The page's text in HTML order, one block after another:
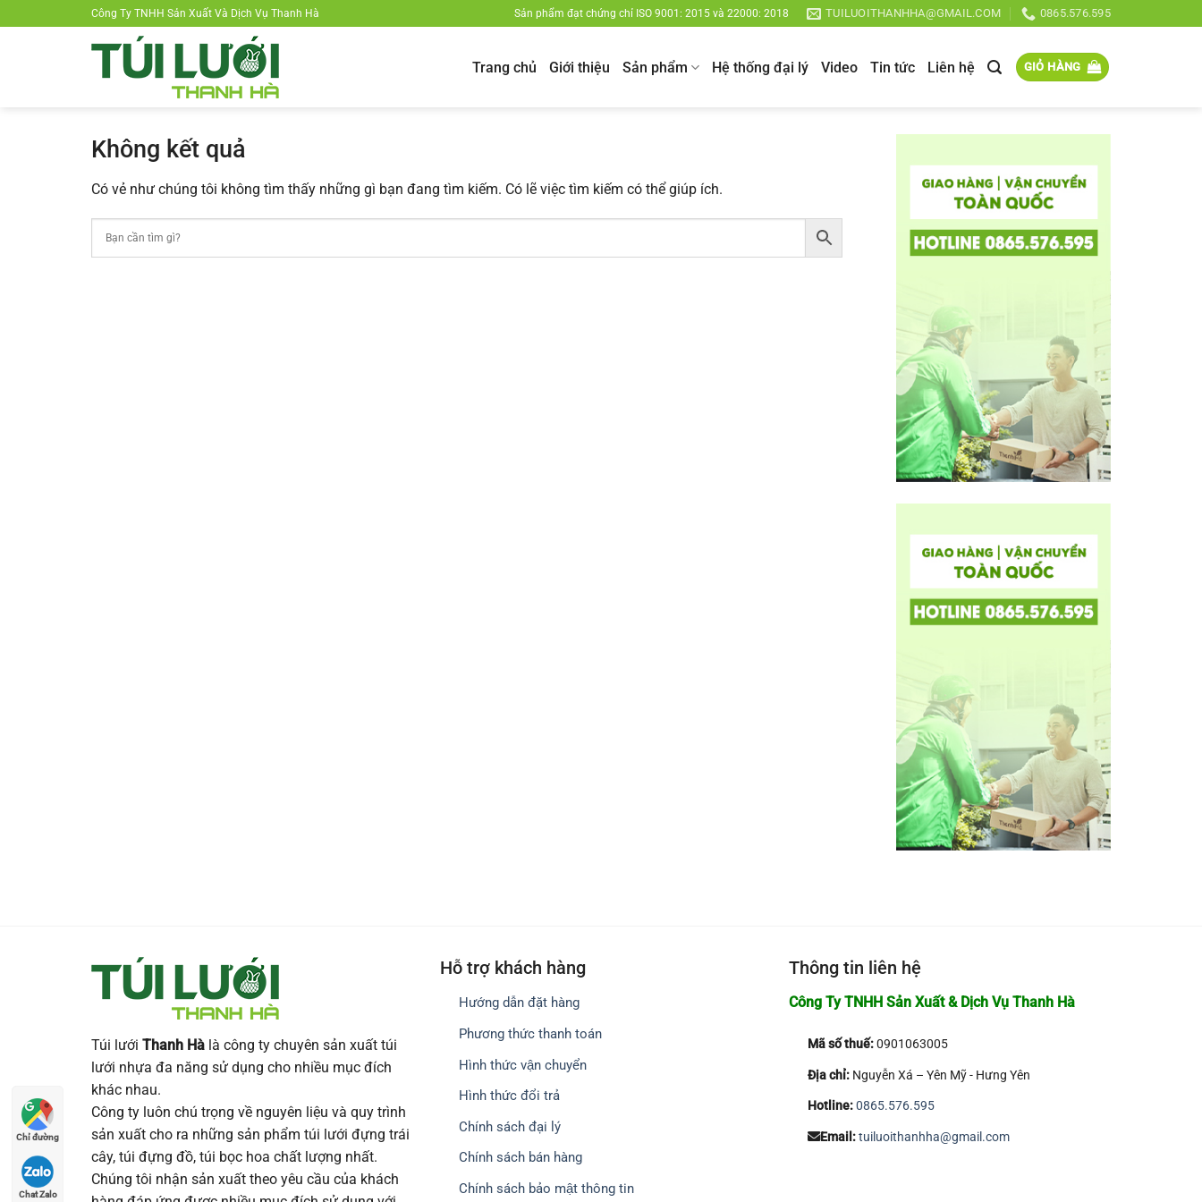
đến
Công Ty TNHH Sản Xuất Và Dịch Vụ Thanh Hà Sản phẩm đạt chứng chỉ ISO 9001: 2015 và 22000: 2018 TUILUOITHANHHA@GMAIL.COM 0865.576.595
Trang chủ Giới thiệu Sản phẩm Hệ thống đại lý Video Tin tức Liên hệ GIỎ HÀNG
Không kết quả
Có vẻ như chúng tôi không tìm thấy những gì bạn đang tìm kiếm. Có lẽ việc tìm kiếm có thể giúp ích.
Túi lưới Thanh Hà là công ty chuyên sản xuất túi
lưới nhựa đa năng sử dụng cho nhiều mục đích
khác nhau.
Công ty luôn chú trọng về nguyên liệu và quy trình
sản xuất cho ra những sản phẩm túi lưới đựng trái
cây, túi đựng đồ, túi bọc hoa chất lượng nhất.
Chúng tôi nhận sản xuất theo yêu cầu của khách
Hỗ trợ khách hàng
Hướng dẫn đặt hàng
Phương thức thanh toán
Hình thức vận chuyển
Hình thức đổi trả
Chính sách đại lý
Chính sách bán hàng
Chính sách bảo mật thông tin
Thông tin liên hệ
Công Ty TNHH Sản Xuất & Dịch Vụ Thanh Hà
Mã số thuế:0901063005
Địa chỉ:Nguyễn Xá – Yên Mỹ - Hưng Yên
Hotline:0865.576.595
Email:tuiluoithanhha@gmail.com
Chỉ đường
Chat Zalo